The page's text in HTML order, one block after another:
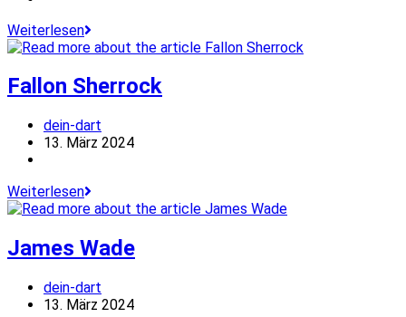
WeiterlesenJonny
Clayton
Fallon Sherrock
Beitrags-
Autor:
dein-dart
Beitrag
13. März 2024
WeiterlesenFallon
Sherrock
James Wade
Beitrags-
Autor:
dein-dart
Beitrag
13. März 2024